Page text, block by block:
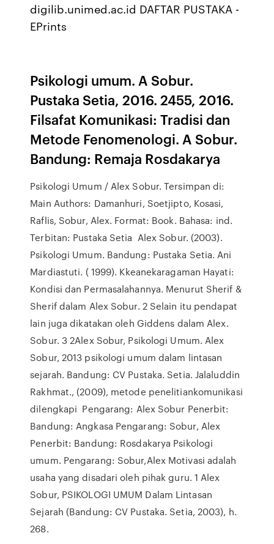
digilib.unimed.ac.id DAFTAR PUSTAKA -
EPrints
Psikologi umum. A Sobur.
Pustaka Setia, 2016. 2455, 2016.
Filsafat Komunikasi: Tradisi dan
Metode Fenomenologi. A Sobur.
Bandung: Remaja Rosdakarya
Psikologi Umum / Alex Sobur. Tersimpan di:
Main Authors: Damanhuri, Soetjipto, Kosasi,
Raflis, Sobur, Alex. Format: Book. Bahasa: ind.
Terbitan: Pustaka Setia Alex Sobur. (2003).
Psikologi Umum. Bandung: Pustaka Setia. Ani
Mardiastuti. ( 1999). Kkeanekaragaman Hayati:
Kondisi dan Permasalahannya. Menurut Sherif &
Sherif dalam Alex Sobur. 2 Selain itu pendapat
lain juga dikatakan oleh Giddens dalam Alex.
Sobur. 3 2Alex Sobur, Psikologi Umum. Alex
Sobur, 2013 psikologi umum dalam lintasan
sejarah. Bandung: CV Pustaka. Setia. Jalaluddin
Rakhmat., (2009), metode penelitiankomunikasi
dilengkapi Pengarang: Alex Sobur Penerbit:
Bandung: Angkasa Pengarang: Sobur, Alex
Penerbit: Bandung: Rosdakarya Psikologi
umum. Pengarang: Sobur,Alex Motivasi adalah
usaha yang disadari oleh pihak guru. 1 Alex
Sobur, PSIKOLOGI UMUM Dalam Lintasan
Sejarah (Bandung: CV Pustaka. Setia, 2003), h.
268.